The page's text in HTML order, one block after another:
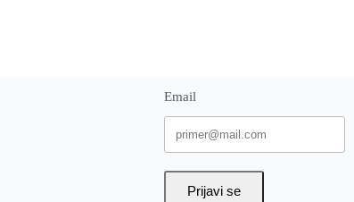
Email
Prijavi se